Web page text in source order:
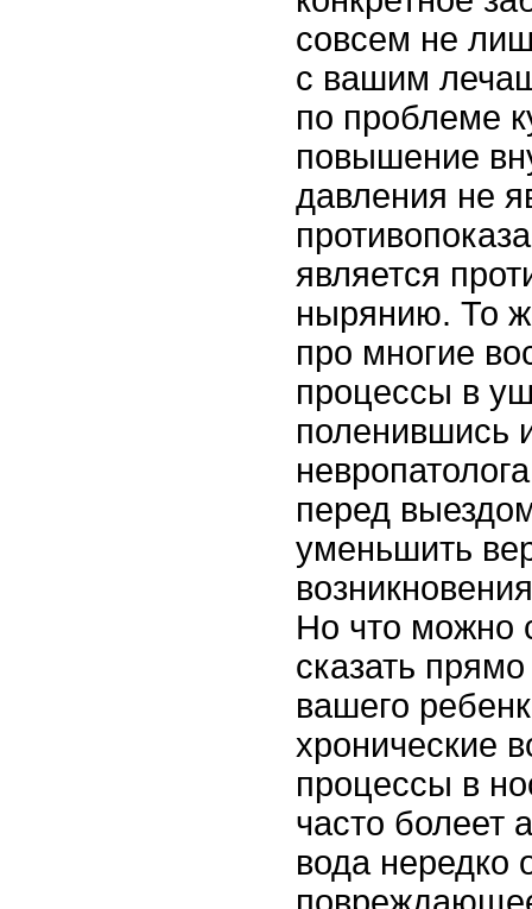
совсем не
с вашим
по проблеме
повышение
давления не
является
нырянию. То
про многие
процессы в
поленившись
перед
уменьшить
Но что можно
сказать
вашего
хронические
процессы в
часто болеет
вода нередко